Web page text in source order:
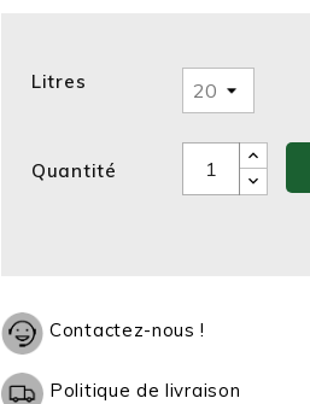
Litres
Quantité
Contactez-nous !
Politique de livraison